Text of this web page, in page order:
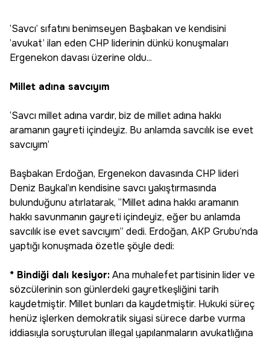
’Savcı’ sıfatını benimseyen Başbakan ve kendisini
’avukat’ ilan eden CHP liderinin dünkü konuşmaları
Ergenekon davası üzerine oldu...
Millet adına savcıyım
‘Savcı millet adına vardır, biz de millet adına hakkı
aramanın gayreti içindeyiz. Bu anlamda savcılık ise evet
savcıyım’
Başbakan Erdoğan, Ergenekon davasında CHP lideri
Deniz Baykal’ın kendisine savcı yakıştırmasında
bulunduğunu atırlatarak, “Millet adına hakkı aramanın
hakkı savunmanın gayreti içindeyiz, eğer bu anlamda
savcılık ise evet savcıyım” dedi. Erdoğan, AKP Grubu’nda
yaptığı konuşmada özetle şöyle dedi:
* Bindiği dalı kesiyor:Ana muhalefet partisinin lider ve
sözcülerinin son günlerdeki gayretkeşliğini tarih
kaydetmiştir. Millet bunları da kaydetmiştir. Hukuki süreç
henüz işlerken demokratik siyasi sürece darbe vurma
iddiasıyla soruşturulan illegal yapılanmaların avukatlığına